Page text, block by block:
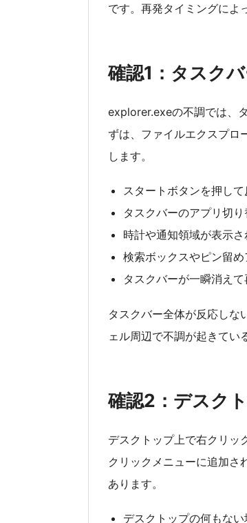
です。再発タイミングによ
確認1：タスク
explorer.exeの不調では、
ずは、ファイルエクスプロ
します。
スタートボタンを押し
タスクバーのアプリ切
時計や通知領域が表示
検索ボックスやピン留
タスクバーが一瞬消え
タスクバー全体が反応し
ェル周辺で不調が起きてい
確認2：デスク
デスクトップ上で右クリッ
クリックメニューに追加さ
あります。
デスクトップの何もな